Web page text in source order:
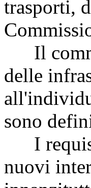
trasporti,
Il
delle
sono
I
nuovi